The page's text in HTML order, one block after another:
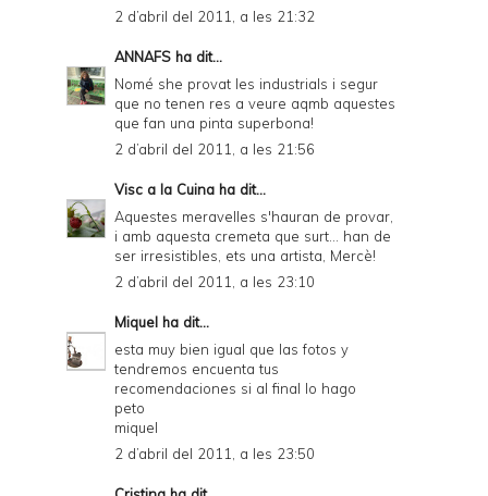
2 d’abril del 2011, a les 21:32
ANNAFS ha dit...
Nomé she provat les industrials i segur
que no tenen res a veure aqmb aquestes
que fan una pinta superbona!
2 d’abril del 2011, a les 21:56
Visc a la Cuina ha dit...
Aquestes meravelles s'hauran de provar,
i amb aquesta cremeta que surt... han de
ser irresistibles, ets una artista, Mercè!
2 d’abril del 2011, a les 23:10
Miquel ha dit...
esta muy bien igual que las fotos y
tendremos encuenta tus
recomendaciones si al final lo hago
peto
miquel
2 d’abril del 2011, a les 23:50